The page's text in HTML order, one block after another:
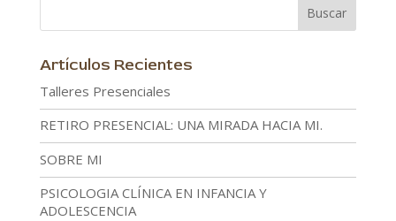
Artículos Recientes
Talleres Presenciales
RETIRO PRESENCIAL: UNA MIRADA HACIA MI.
SOBRE MI
PSICOLOGIA CLÍNICA EN INFANCIA Y
ADOLESCENCIA